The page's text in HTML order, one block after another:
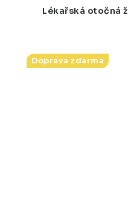
Lékařská otočná
Doprava zdarma